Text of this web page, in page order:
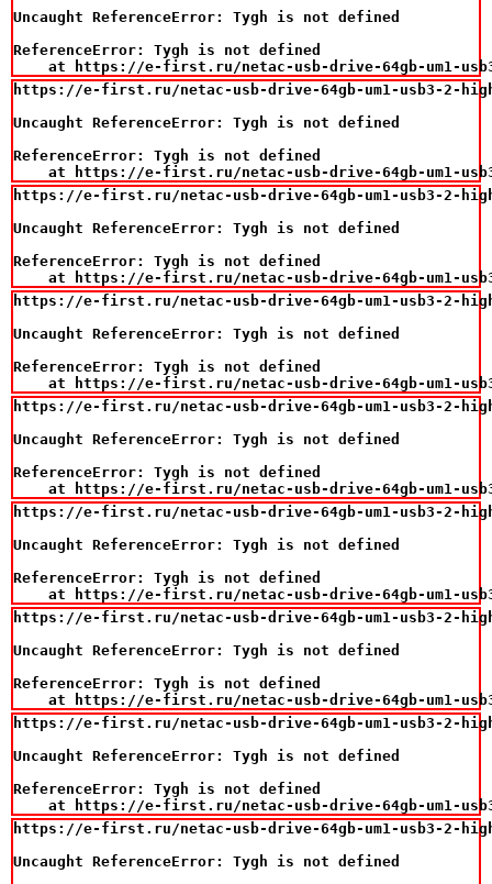
Uncaught ReferenceError: Tygh is not defined
ReferenceError: Tygh is not defined
at https://e-first.ru/netac-usb-drive-64gb-um1-
https://e-first.ru/netac-usb-drive-64gb-um1-usb3-2-
Uncaught ReferenceError: Tygh is not defined
ReferenceError: Tygh is not defined
at https://e-first.ru/netac-usb-drive-64gb-um1-
https://e-first.ru/netac-usb-drive-64gb-um1-usb3-2-
Uncaught ReferenceError: Tygh is not defined
ReferenceError: Tygh is not defined
at https://e-first.ru/netac-usb-drive-64gb-um1-
https://e-first.ru/netac-usb-drive-64gb-um1-usb3-2-
Uncaught ReferenceError: Tygh is not defined
ReferenceError: Tygh is not defined
at https://e-first.ru/netac-usb-drive-64gb-um1-
https://e-first.ru/netac-usb-drive-64gb-um1-usb3-2-
Uncaught ReferenceError: Tygh is not defined
ReferenceError: Tygh is not defined
at https://e-first.ru/netac-usb-drive-64gb-um1-
https://e-first.ru/netac-usb-drive-64gb-um1-usb3-2-
Uncaught ReferenceError: Tygh is not defined
ReferenceError: Tygh is not defined
at https://e-first.ru/netac-usb-drive-64gb-um1-
https://e-first.ru/netac-usb-drive-64gb-um1-usb3-2-
Uncaught ReferenceError: Tygh is not defined
ReferenceError: Tygh is not defined
at https://e-first.ru/netac-usb-drive-64gb-um1-
https://e-first.ru/netac-usb-drive-64gb-um1-usb3-2-
Uncaught ReferenceError: Tygh is not defined
ReferenceError: Tygh is not defined
at https://e-first.ru/netac-usb-drive-64gb-um1-
https://e-first.ru/netac-usb-drive-64gb-um1-usb3-2-
Uncaught ReferenceError: Tygh is not defined